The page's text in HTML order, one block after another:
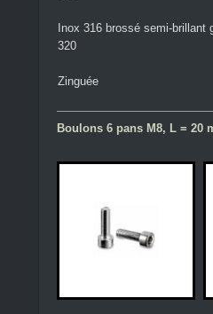
Inox 316 brossé semi-brillant
320
Zinguée
Boulons 6 pans M8, L = 20